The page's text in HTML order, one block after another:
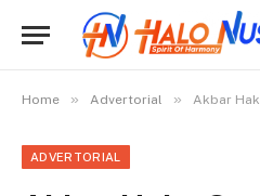
Home » Advertorial » Akbar Haka Soroti
ADVERTORIAL